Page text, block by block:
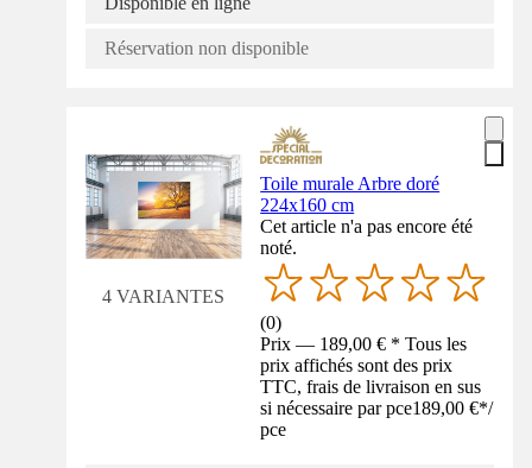
Réservation non disponible
4 VARIANTES
Toile murale Arbre doré
224x160 cm
Cet article n'a pas encore été
noté.
(0)
Prix — 189,00 € * Tous les
prix affichés sont des prix
TTC, frais de livraison en sus
si nécessaire par pce189,00 €*/
pce